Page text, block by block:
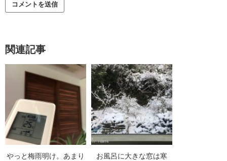
関連記事
やっと梅雨明け。あまり
お風呂に大きな窓は寒